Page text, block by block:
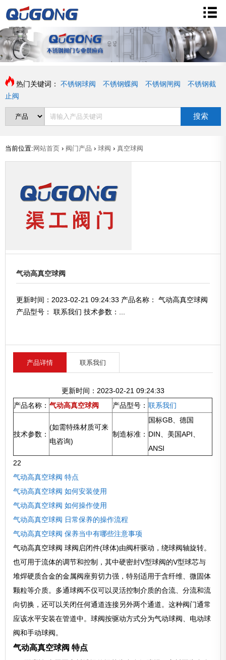
热门关键词： 不锈钢球阀 不锈钢蝶阀 不锈钢闸阀
不锈钢截
止阀
搜索
当前位置: 网站首页 › 阀门产品 › 球阀 › 真空球阀
气动高真空球阀
更新时间：2023-02-21 09:24:33 产品名称： 气动高真空球阀
产品型号： 联系我们 技术参数：...
产品详情 联系我们
更新时间：2023-02-21 09:24:33
产品名称： 气动高真空球阀 产品型号： 联系我们
技术参数：
(如需特殊材质可来
电咨询)
制造标准：
国标GB、德国
DIN、美国API、
ANSI
22
气动高真空球阀 特点
气动高真空球阀 如何安装使用
气动高真空球阀 如何操作使用
气动高真空球阀 日常保养的操作流程
气动高真空球阀 保养当中有哪些注意事项
气动高真空球阀 球阀启闭件(球体)由阀杆驱动，绕球阀轴旋转。
也可用于流体的调节和控制，其中硬密封V型球阀的V型球芯与
堆焊硬质合金的金属阀座剪切力强，特别适用于含纤维、微固体
颗粒等介质。多通球阀不仅可以灵活控制介质的合流、分流和流
向切换，还可以关闭任何通道连接另外两个通道。这种阀门通常
应该水平安装在管道中。球阀按驱动方式分为气动球阀、电动球
阀和手动球阀。
气动高真空球阀 特点